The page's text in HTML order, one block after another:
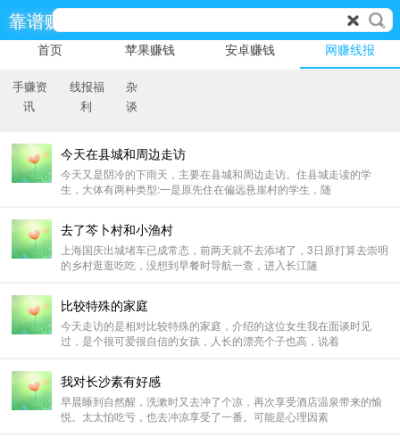
靠谱赚
首页 苹果赚钱 安卓赚钱 网赚线报
手赚资
讯
线报福
利
杂
谈
今天在县城和周边走访
今天又是阴冷的下雨天，主要在县城和周边走访。住县城走读的学
生，大体有两种类型:一是原先住在偏远悬崖村的学生，随
去了芩卜村和小渔村
上海国庆出城堵车已成常态，前两天就不去添堵了，3日原打算去崇明
的乡村逛逛吃吃，没想到早餐时导航一查，进入长江隧
比较特殊的家庭
今天走访的是相对比较特殊的家庭，介绍的这位女生我在面谈时见
过，是个很可爱很自信的女孩，人长的漂亮个子也高，说着
我对长沙素有好感
早晨睡到自然醒，洗漱时又去冲了个凉，再次享受酒店温泉带来的愉
悦。太太怕吃亏，也去冲凉享受了一番。可能是心理因素